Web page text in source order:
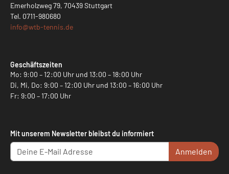
Emerholzweg 79, 70439 Stuttgart
Tel. 0711-980680
info@wtb-tennis.de
Geschäftszeiten
Mo: 9:00 – 12:00 Uhr und 13:00 – 18:00 Uhr
Di, Mi, Do: 9:00 – 12:00 Uhr und 13:00 – 16:00 Uhr
Fr: 9:00 – 17:00 Uhr
Mit unserem Newsletter bleibst du informiert
Anmelden